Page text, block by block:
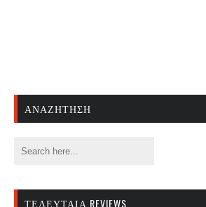
ΑΝΑΖΉΤΗΣΗ
ΤΕΛΕΥΤΑΊΑ REVIEWS